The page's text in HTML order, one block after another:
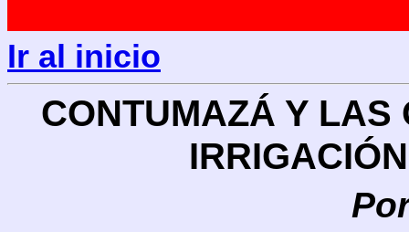
Ir al inicio
CONTUMAZÁ Y LAS